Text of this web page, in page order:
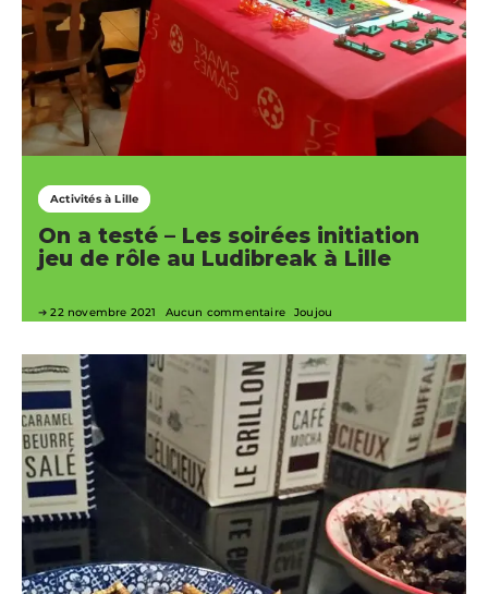
Activités à Lille
On a testé – Les soirées initiation
jeu de rôle au Ludibreak à Lille
22 novembre 2021 Aucun commentaire Joujou